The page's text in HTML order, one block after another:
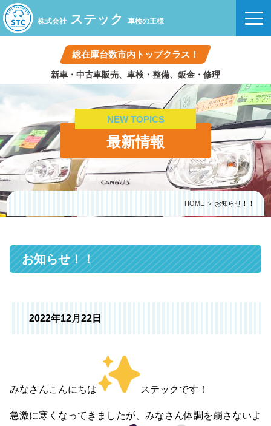
総在庫台数市内トップクラス！
新車・中古車販売、車検・整備、鈑金・修理
株式会社 ステック 車検の王様
NEW TOPICS
最新情報
HOME＞ お知らせ！！
お知らせ！！
2022年12月22日
みなさんこんにちは ステックです！
急激に寒くなってきましたが、みなさん体調を崩さないよ